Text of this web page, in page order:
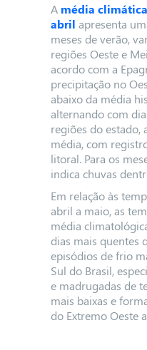
A média
abril apresenta
meses de verão,
regiões Oeste e
acordo com a
precipitação no
abaixo da média
alternando com
regiões do estado,
média, com
litoral. Para os
indica chuvas
Em relação às
abril a maio, as
média
dias mais quentes
episódios de frio
Sul do Brasil,
e madrugadas de
mais baixas e
do Extremo Oeste